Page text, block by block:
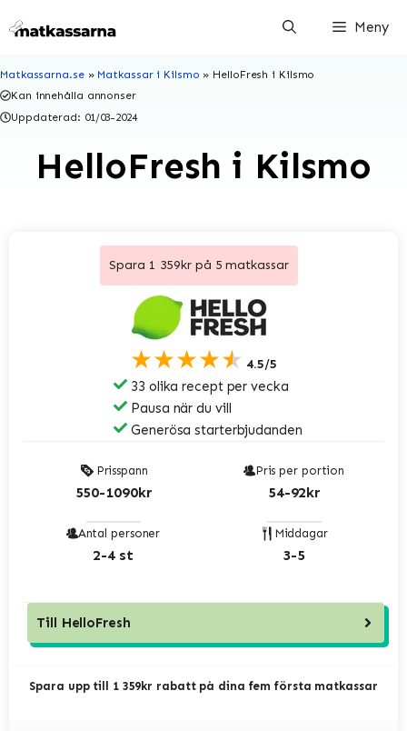
till
Meny
Matkassarna.se» Matkassar i Kilsmo » HelloFresh i Kilsmo
Kan innehålla annonser
Uppdaterad: 01/03-2024
HelloFresh i Kilsmo
Spara 1 359kr på 5 matkassar
★★★★★ 4.5/5
33 olika recept per vecka
Pausa när du vill
Generösa starterbjudanden
Prisspann
550-1090kr
Pris per portion
54-92kr
Antal personer
2-4 st
Middagar
3-5
Till HelloFresh
Spara upp till 1 359kr rabatt på dina fem första matkassar